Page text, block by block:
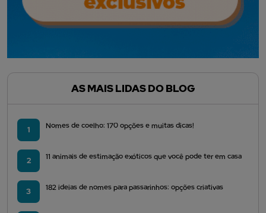
AS MAIS LIDAS DO BLOG
1 Nomes de coelho: 170 opções e muitas dicas!
2 11 animais de estimação exóticos que você pode ter em casa
3 182 ideias de nomes para passarinhos: opções criativas